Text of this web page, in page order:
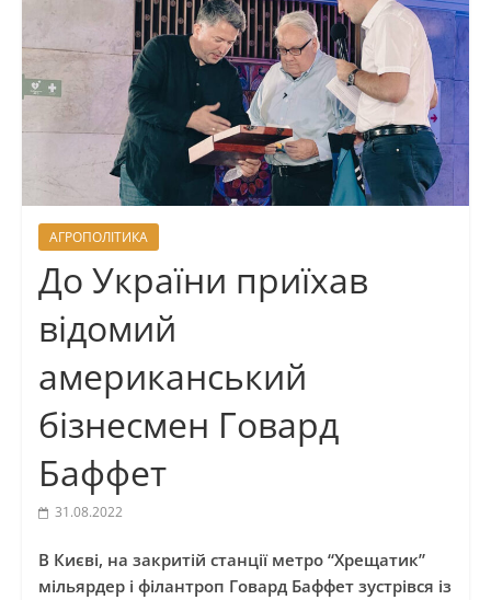
АГРОПОЛІТИКА
До України приїхав
відомий
американський
бізнесмен Говард
Баффет
31.08.2022
В Києві, на закритій станції метро “Хрещатик”
мільярдер і філантроп Говард Баффет зустрівся із